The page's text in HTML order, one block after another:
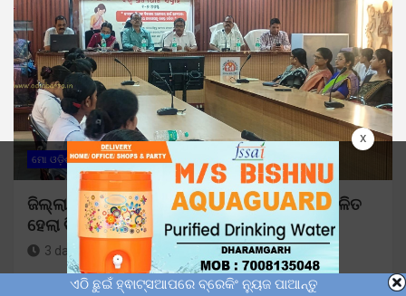
x
ମୋ ଓଡ଼ିଶା
ଜିଲ୍ଲା ସ୍ବାସ୍ଥ୍ୟ ସମିତି ପକ୍ଷରୁ ବାଲେଶ୍ଵରରେ ପାଳିତ
ହେଲା ବିଶ୍ୱ ସ୍ତନ୍ୟପାନ ସପ୍ତାହ
3 days ago Sunil Kumar Dhangadamajhi
ଏଠି ଛୁଇଁ ହ୍ଵାଟ୍ସଆପରେ ବ୍ରେକିଂ ନ୍ୟୁଜ ପାଆନ୍ତୁ